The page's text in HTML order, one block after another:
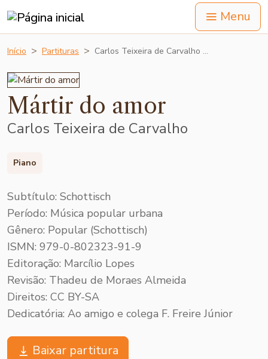
Menu
Início Partituras Carlos Teixeira de Carvalho …
Mártir do amor
Carlos Teixeira de Carvalho
Piano
Subtítulo: Schottisch
Período: Música popular urbana
Gênero: Popular (Schottisch)
ISMN: 979-0-802323-91-9
Editoração: Marcílio Lopes
Revisão: Thadeu de Moraes Almeida
Direitos: CC BY-SA
Dedicatória: Ao amigo e colega F. Freire Júnior
Baixar partitura